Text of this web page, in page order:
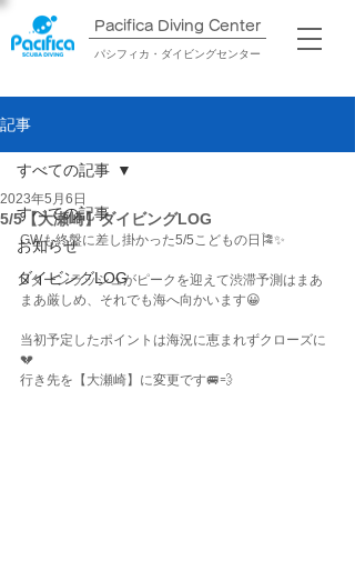
Pacifica Diving Center​
パシフィカ・ダイビングセンター
記事
すべての記事
お知らせ
ダイビングLOG
すべての記事
5/5【大瀬崎】ダイビングLOG
2023年5月6日
GWも終盤に差し掛かった5/5こどもの日🎏✨
Uターンラッシュがピークを迎えて渋滞予測はまあ
まあ厳しめ、それでも海へ向かいます😀
当初予定したポイントは海況に恵まれずクローズに
💔
行き先を【大瀬崎】に変更です🚐💨